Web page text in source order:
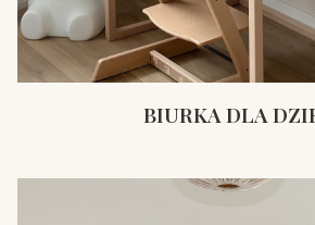
BIURKA DLA